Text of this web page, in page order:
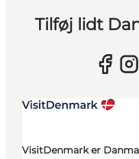
Tilføj lidt
VisitDenmark er